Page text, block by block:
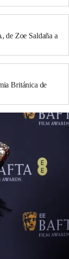
de Zoe Saldaña a
Británica de